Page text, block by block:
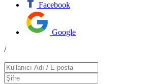
Facebook
Google
/